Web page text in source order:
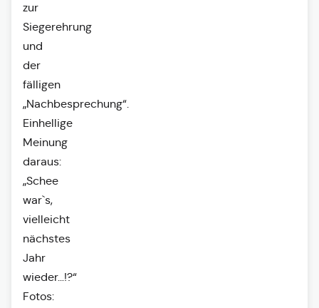
zur
Siegerehrung
und
der
fälligen
„Nachbesprechung“.
Einhellige
Meinung
daraus:
„Schee
war`s,
vielleicht
nächstes
Jahr
wieder…!?“
Fotos: